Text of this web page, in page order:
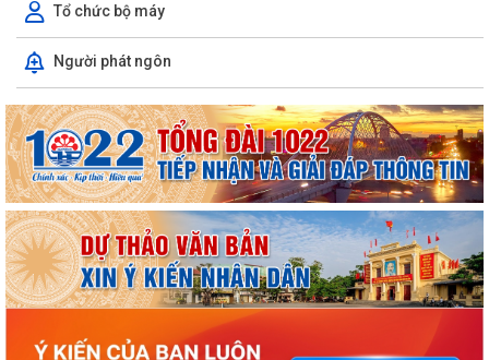
Tổ chức bộ máy
Người phát ngôn
ỦY BAN NHÂN DÂN XÃ NGUYỄN BỈNH KHIÊM TUYÊN TRUYỀN, HƯỚNG
DẪN NGƯỜI DÂN CHUYỂN ĐỔI THIẾT BỊ, SIM...
KẾ HOẠCH Triển khai tuyển chọn thực tập sinh nữ đi thực tập kỹ thuật
tại Nhật Bản Đợt II năm 2026
Kỷ niệm 79 năm Ngày Thương binh - Liệt sĩ (27-7-1947 – 27-7-2026)